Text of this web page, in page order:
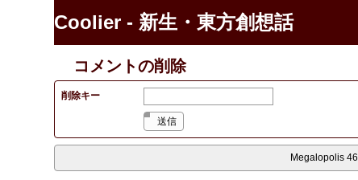
Coolier - 新生・東方創想話
コメントの削除
削除キー
送信
Megalopolis 46